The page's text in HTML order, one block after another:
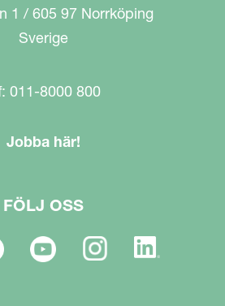
1 / 605 97 Norrköping
Sverige
011-8000 800
Jobba här!
FÖLJ OSS